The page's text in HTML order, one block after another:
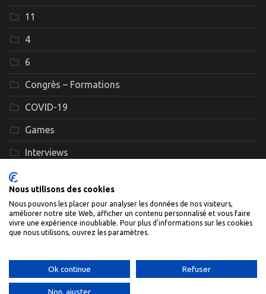
11
4
6
Congrès – Formations
COVID-19
Games
Interviews
Législation – Loi de bioéthique
Post
Nous utilisons des cookies
Nous pouvons les placer pour analyser les données de nos visiteurs,
améliorer notre site Web, afficher un contenu personnalisé et vous faire
vivre une expérience inoubliable. Pour plus d'informations sur les cookies
que nous utilisons, ouvrez les paramètres.
Ok continue Refuser
Non, ajuster